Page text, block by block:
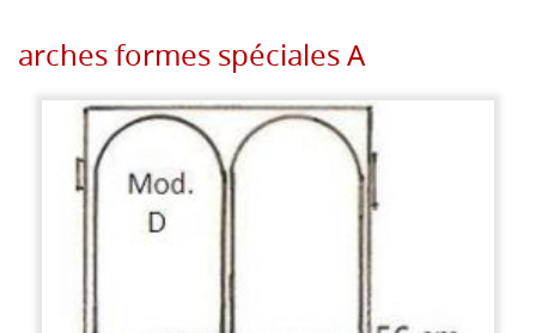
arches formes spéciales A